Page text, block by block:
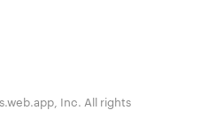
Inc. All rights